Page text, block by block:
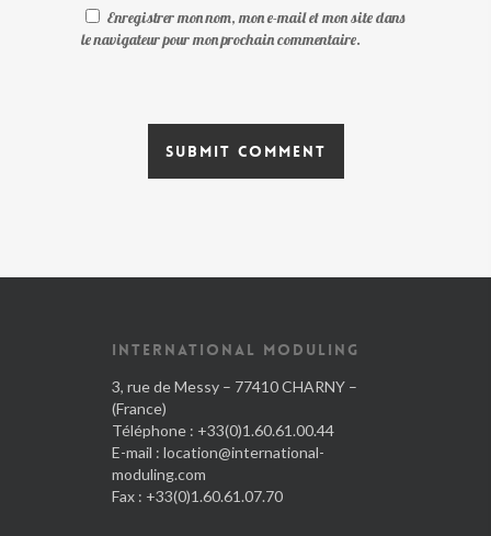
Enregistrer mon nom, mon e-mail et mon site dans
le navigateur pour mon prochain commentaire.
INTERNATIONAL MODULING
3, rue de Messy – 77410 CHARNY –
(France)
Téléphone : +33(0)1.60.61.00.44
E-mail : location@international-
moduling.com
Fax : +33(0)1.60.61.07.70